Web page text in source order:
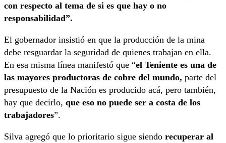
con respecto al tema de si es que hay o no
responsabilidad”.
El gobernador insistió en que la producción de la mina
debe resguardar la seguridad de quienes trabajan en ella.
En esa misma línea manifestó que “el Teniente es una de
las mayores productoras de cobre del mundo, parte del
presupuesto de la Nación es producido acá, pero también,
hay que decirlo, que eso no puede ser a costa de los
trabajadores”.
Silva agregó que lo prioritario sigue siendo recuperar al